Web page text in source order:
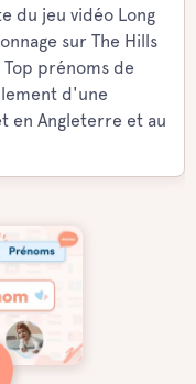
du jeu vidéo Long
sur The Hills
prénoms de
d'une
en Angleterre et au